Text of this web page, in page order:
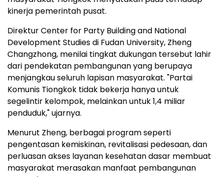
kinerja pemerintah pusat.
Direktur Center for Party Building and National
Development Studies di Fudan University, Zheng
Changzhong, menilai tingkat dukungan tersebut lahir
dari pendekatan pembangunan yang berupaya
menjangkau seluruh lapisan masyarakat. "Partai
Komunis Tiongkok tidak bekerja hanya untuk
segelintir kelompok, melainkan untuk 1,4 miliar
penduduk," ujarnya.
Menurut Zheng, berbagai program seperti
pengentasan kemiskinan, revitalisasi pedesaan, dan
perluasan akses layanan kesehatan dasar membuat
masyarakat merasakan manfaat pembangunan